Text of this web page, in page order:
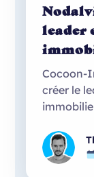
leader
Cocoon-
créer le